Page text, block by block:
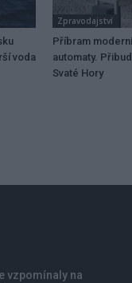
voda
Zpravodajství
Příbram
automaty.
Svaté Hory
vzpomínaly na